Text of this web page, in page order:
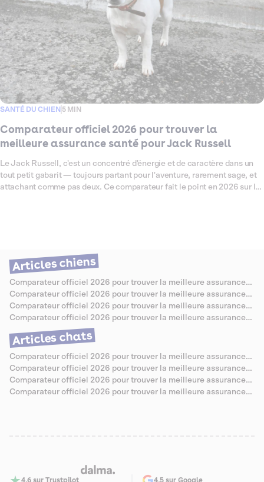
avez le plus besoin.
SANTÉ DU CHIEN 5 MIN
Comparateur officiel 2026 pour trouver la
meilleure assurance santé pour Jack Russell
Le Jack Russell, c'est un concentré d'énergie et de caractère dans un
tout petit gabarit — toujours partant pour l'aventure, rarement sage, et
attachant comme pas deux. Ce comparateur fait le point en 2026 sur les
Articles chiens
Comparateur officiel 2026 pour trouver la meilleure assurance
santé pour Berger Allemand
Comparateur officiel 2026 pour trouver la meilleure assurance
santé pour Caniche
Comparateur officiel 2026 pour trouver la meilleure assurance
santé pour Bouledogue Anglais
Comparateur officiel 2026 pour trouver la meilleure assurance
santé pour Jack Russell
Articles chats
Comparateur officiel 2026 pour trouver la meilleure assurance
santé pour Chartreux
Comparateur officiel 2026 pour trouver la meilleure assurance
santé pour Sibérien
Comparateur officiel 2026 pour trouver la meilleure assurance
santé pour Abyssin
Comparateur officiel 2026 pour trouver la meilleure assurance